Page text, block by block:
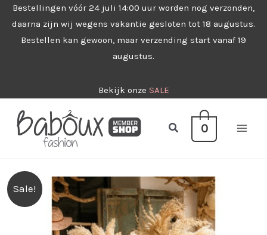
naar
Bestellingen vóór 24 juli 14:00 uur worden nog verzonden,
daarna zijn wij wegens vakantie gesloten tot 18 augustus.
Bestellen kan gewoon, maar verzending start vanaf 19
augustus.
Bekijk onze SALE
Zoeken0
Sale!